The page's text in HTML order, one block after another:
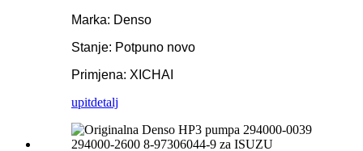
Marka: Denso
Stanje: Potpuno novo
Primjena: XICHAI
upitdetalj